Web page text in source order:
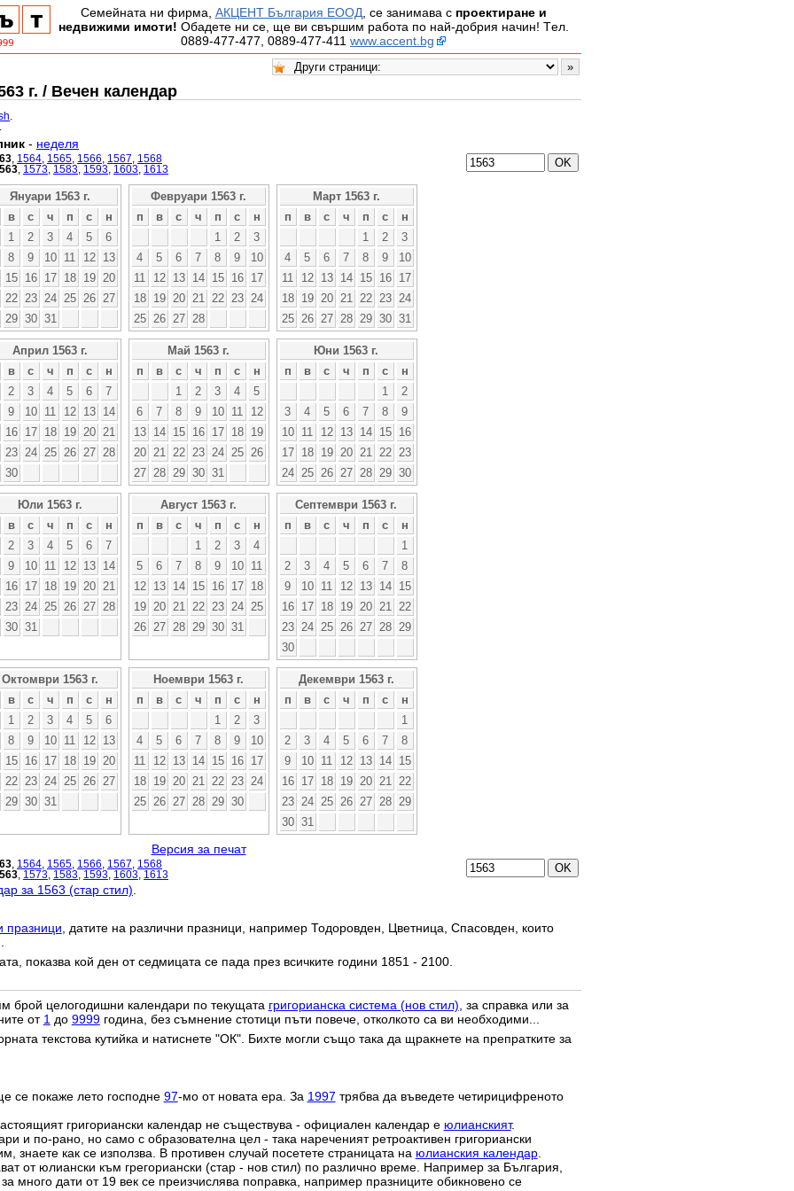
Семейната ни фирма, АКЦЕНТ България ЕООД, се занимава с проектиране и
недвижими имоти! Обадете ни се, ще ви свършим работа по най-добрия начин! Tел.
0889-477-477, 0889-477-411 www.accent.bg
г. / Вечен календар
- неделя
1564 1565 1566 1567
1568
1573 1583 1593 1603 1613
Януари 1563 г.
в с ч п с
н
1
2 3 4 5
6
8 9 10 11 12
13
15 16 17 18 19
20
22 23 24 25 26
27
29 30 31
Февруари 1563 г.
п
в с ч п с
н
1
2
3
4
5 6 7 8 9
10
11
12 13 14 15 16
17
18
19 20 21 22 23
24
25
26 27 28
Март 1563 г.
п
в с ч п с
н
1
2
3
4
5 6 7 8 9
10
11
12 13 14 15 16
17
18
19 20 21 22 23
24
25
26 27 28 29 30 31
Април 1563 г.
в с ч п с
н
2 3 4 5 6
7
9 10 11 12 13
14
16 17 18 19 20
21
23 24 25 26 27
28
30
Май 1563 г.
п
в с ч п с
н
1
2 3 4
5
6
7 8 9 10 11
12
13
14 15 16 17 18
19
20
21 22 23 24 25
26
27
28 29 30 31
Юни 1563 г.
п
в с ч п с
н
1
2
3
4 5 6 7 8
9
10
11 12 13 14 15
16
17
18 19 20 21 22
23
24
25 26 27 28 29 30
Юли 1563 г.
в с ч п с
н
2 3 4 5 6
7
9 10 11 12 13
14
16 17 18 19 20
21
23 24 25 26 27
28
30 31
Август 1563 г.
п
в с ч п с
н
1
2 3
4
5
6 7 8 9 10
11
12
13 14 15 16 17
18
19
20 21 22 23 24
25
26
27 28 29 30 31
Септември 1563 г.
п
в с ч п с
н
1
2
3 4 5 6 7
8
9
10 11 12 13 14
15
16
17 18 19 20 21
22
23
24 25 26 27 28
29
30
Октомври 1563 г.
в с ч п с
н
1
2 3 4 5
6
8 9 10 11 12
13
15 16 17 18 19
20
22 23 24 25 26
27
29 30 31
Ноември 1563 г.
п
в с ч п с
н
1
2
3
4
5 6 7 8 9
10
11
12 13 14 15 16
17
18
19 20 21 22 23
24
25
26 27 28 29 30
Декември 1563 г.
п
в с ч п с
н
1
2
3 4 5 6 7
8
9
10 11 12 13 14
15
16
17 18 19 20 21
22
23
24 25 26 27 28
29
30 31
Версия за печат
1564 1565 1566 1567
1568
1573 1583 1593 1603 1613
за 1563 (стар стил)
празници , датите на различни празници, например Тодоровден, Цветница, Спасовден, които
показва кой ден от седмицата се пада през всичките години 1851 - 2100.
брой целогодишни календари по текущата григорианска система (нов стил), за справка или за
от 1до 9999година, без съмнение стотици пъти повече, отколкото са ви необходими...
текстова кутийка и натиснете "ОК". Бихте могли също така да щракнете на препратките за
се покаже лето господне 97-мо от новата ера. За 1997 трябва да въведете четирицифреното
григориански календар не съществува - официален календар е юлианският.
и по-рано, но само с образователна цел - така нареченият ретроактивен григориански
знаете как се използва. В противен случай посетете страницата на юлианския календар.
от юлиански към грегориански (стар - нов стил) по различно време. Например за България,
за много дати от 19 век се преизчислява поправка, например празниците обикновено се